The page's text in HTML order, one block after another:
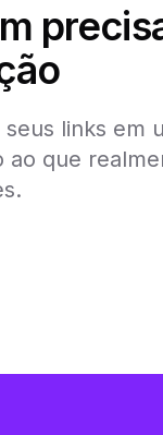
seus links em
ao que